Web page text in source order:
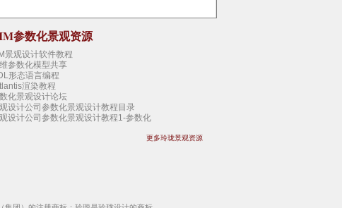
参数化景观资源
景观设计软件教程
参数化模型共享
形态语言编程
渲染教程
化景观设计论坛
设计公司参数化景观设计教程目录
设计公司参数化景观设计教程1-参数化
观设计公司参数化景观设计教程3-认识AC
设计公司参数化景观设计教程9-墙体图层
更多玲珑景观资源